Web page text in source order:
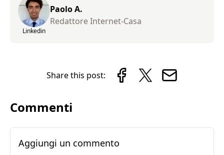
Linkedin
Paolo A.
Redattore Internet-Casa
Share this post:
Commenti
Aggiungi un commento